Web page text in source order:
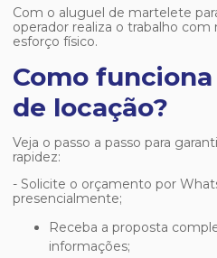
Com o aluguel de martelete
operador realiza o trabalho
esforço físico.
Como
de locação?
Veja o passo a passo para
rapidez:
- Solicite o orçamento por
presencialmente;
Receba a proposta completa com todas as
informações;